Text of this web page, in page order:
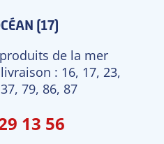
(17)
de la mer
: 16, 17, 23,
79, 86, 87
13 56